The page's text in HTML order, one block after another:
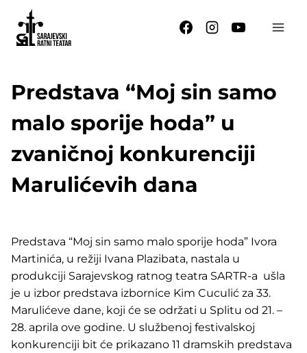
content
Predstava “Moj sin samo
malo sporije hoda” u
zvaničnoj konkurenciji
Marulićevih dana
Predstava “Moj sin samo malo sporije hoda” Ivora
Martinića, u režiji Ivana Plazibata, nastala u
produkciji Sarajevskog ratnog teatra SARTR-a ušla
je u izbor predstava izbornice Kim Cuculić za 33.
Marulićeve dane, koji će se održati u Splitu od 21. –
28. aprila ove godine. U službenoj festivalskoj
konkurenciji bit će prikazano 11 dramskih predstava